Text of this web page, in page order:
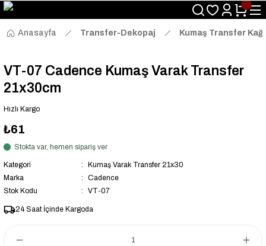
Size Özel "HG10" Kodu ile Sepette Hemen %10 İndirim Fırsatını
Kaçırmayın!
Anasayfa
Transfer-Dekopaj Kumaş Transfer
VT-07 Cadence Kumaş Varak Transfer
21x30cm
Hızlı Kargo
₺61
Stokta var, hemen sipariş ver
Kategori
Kumaş Varak Transfer 21x30
Marka
Cadence
Stok Kodu
VT-07
24 Saat İçinde Kargoda